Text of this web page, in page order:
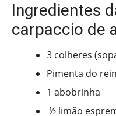
Ingredientes
carpaccio de
3 colheres
Pimenta do
1 abobrinha
½ limão